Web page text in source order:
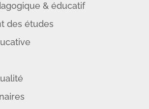
& éducatif
des études